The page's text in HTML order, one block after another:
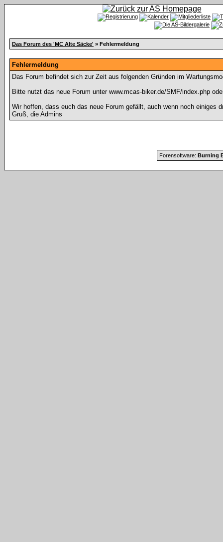
Das Forum des 'MC Alte Säcke' » Fehlermeldung
Fehlermeldung
Das Forum befindet sich zur Zeit aus folgenden Gründen im
Bitte nutzt das neue Forum unter www.mcas-biker.de/SMF/index.php
Wir hoffen, dass euch das neue Forum gefällt, auch wenn noch einiges
Gruß, die Admins
Forensoftware: Burning